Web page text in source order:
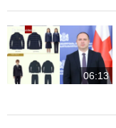
06:13